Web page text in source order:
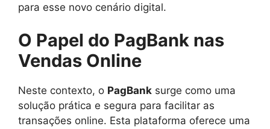
para esse novo cenário digital.
O Papel do PagBank nas
Vendas Online
Neste contexto, o PagBank surge como uma
solução prática e segura para facilitar as
transações online. Esta plataforma oferece uma